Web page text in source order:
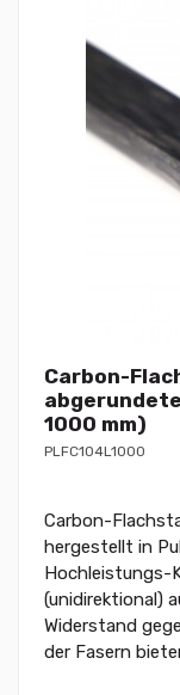
Carbon-
1000 mm)
PLFC104L1000
Carbon-
hergestellt in
Hochleistungs-
(unidirektional)
Widerstand
der Fasern